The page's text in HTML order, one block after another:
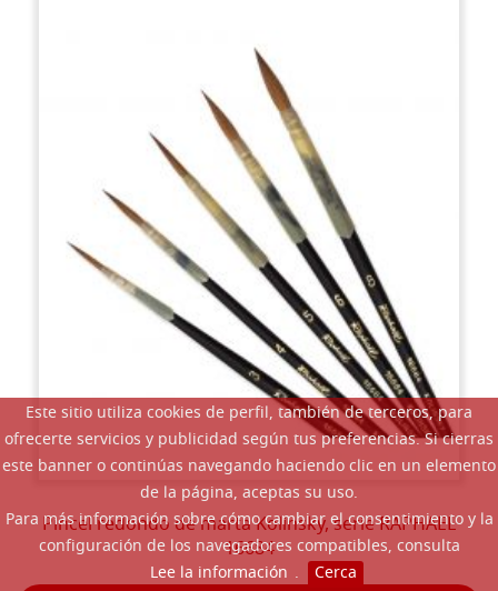
Este sitio utiliza cookies de perfil, también de terceros, para
ofrecerte servicios y publicidad según tus preferencias. Si cierras
este banner o continúas navegando haciendo clic en un elemento
de la página, aceptas su uso.
Para más información sobre cómo cambiar el consentimiento y la
configuración de los navegadores compatibles, consulta
Lee la información . Cerca
Pincel redondo de marta Kolinsky, serie RAPHAEL
16684